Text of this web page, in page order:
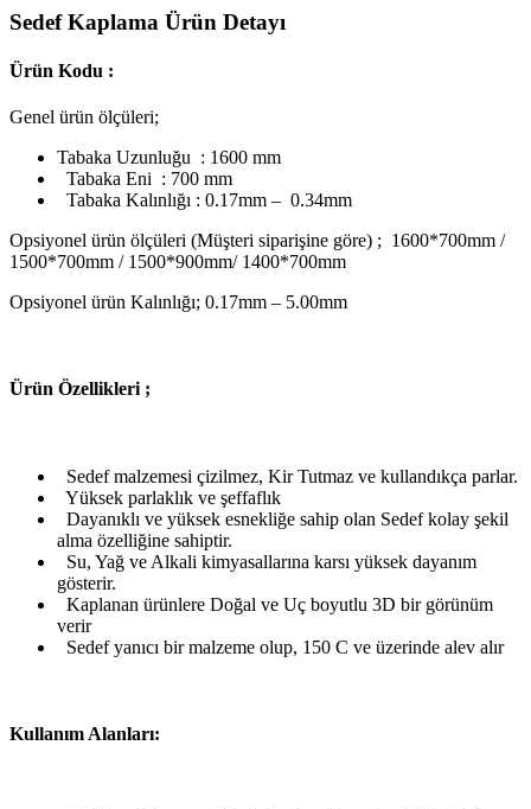
Sedef Kaplama Ürün Detayı
Ürün Kodu :
Genel ürün ölçüleri;
Tabaka Uzunluğu : 1600 mm
Tabaka Eni : 700 mm
Tabaka Kalınlığı : 0.17mm – 0.34mm
Opsiyonel ürün ölçüleri (Müşteri siparişine göre) ; 1600*700mm /
1500*700mm / 1500*900mm/ 1400*700mm
Opsiyonel ürün Kalınlığı; 0.17mm – 5.00mm
Ürün Özellikleri ;
Sedef malzemesi çizilmez, Kir Tutmaz ve kullandıkça parlar.
Yüksek parlaklık ve şeffaflık
Dayanıklı ve yüksek esnekliğe sahip olan Sedef kolay şekil
alma özelliğine sahiptir.
Su, Yağ ve Alkali kimyasallarına karsı yüksek dayanım
gösterir.
Kaplanan ürünlere Doğal ve Uç boyutlu 3D bir görünüm
verir
Sedef yanıcı bir malzeme olup, 150 C ve üzerinde alev alır
Kullanım Alanları: